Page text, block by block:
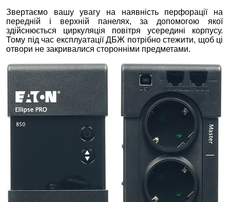
Звертаємо вашу увагу на наявність перфорації на
передній і верхній панелях, за допомогою якої
здійснюється циркуляція повітря усередині корпусу.
Тому під час експлуатації ДБЖ потрібно стежити, щоб ці
отвори не закривалися сторонніми предметами.